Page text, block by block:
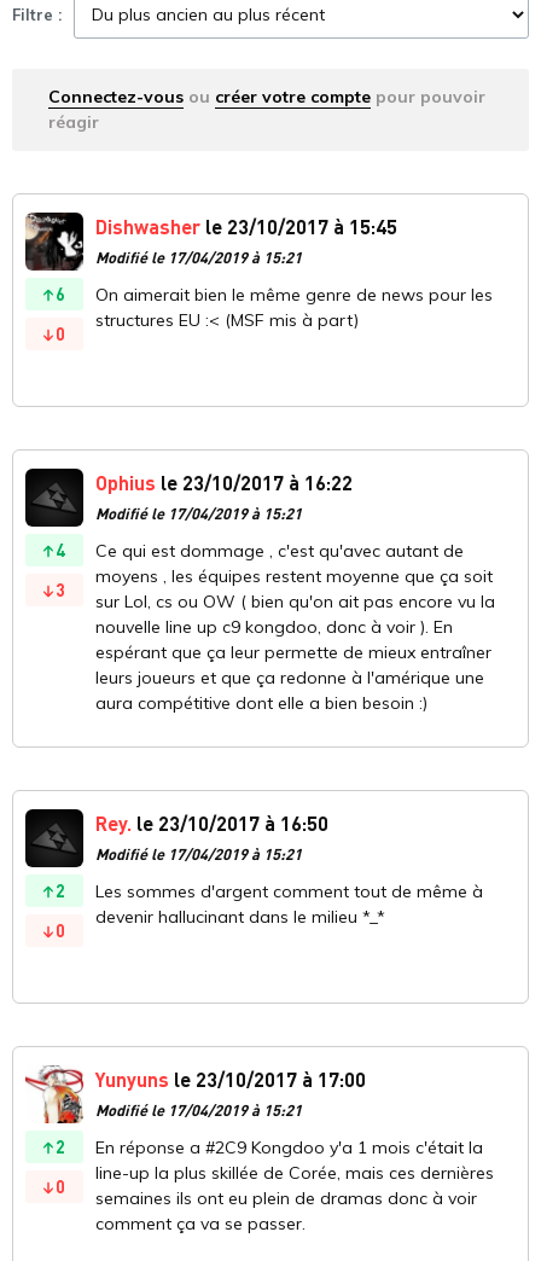
Filtre :
Connectez-vous ou créer votre compte pour pouvoir
réagir
6
0
Dishwasher le 23/10/2017 à 15:45
Modifié le 17/04/2019 à 15:21
On aimerait bien le même genre de news pour les
structures EU :< (MSF mis à part)
4
3
Ophius le 23/10/2017 à 16:22
Modifié le 17/04/2019 à 15:21
Ce qui est dommage , c'est qu'avec autant de
moyens , les équipes restent moyenne que ça soit
sur Lol, cs ou OW ( bien qu'on ait pas encore vu la
nouvelle line up c9 kongdoo, donc à voir ). En
espérant que ça leur permette de mieux entraîner
leurs joueurs et que ça redonne à l'amérique une
aura compétitive dont elle a bien besoin :)
2
0
Rey. le 23/10/2017 à 16:50
Modifié le 17/04/2019 à 15:21
Les sommes d'argent comment tout de même à
devenir hallucinant dans le milieu *_*
2
0
Yunyuns le 23/10/2017 à 17:00
Modifié le 17/04/2019 à 15:21
En réponse a #2C9 Kongdoo y'a 1 mois c'était la
line-up la plus skillée de Corée, mais ces dernières
semaines ils ont eu plein de dramas donc à voir
comment ça va se passer.